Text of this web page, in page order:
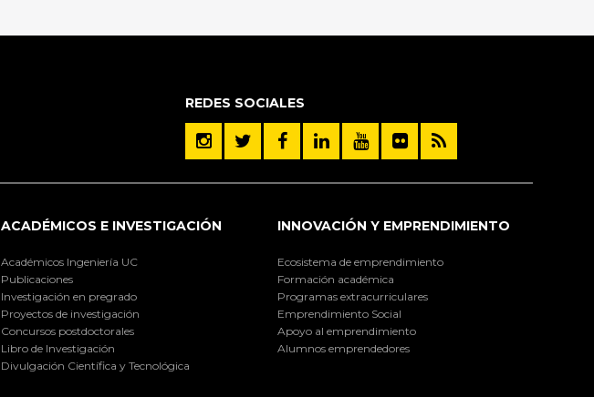
REDES SOCIALES
ACADÉMICOS E INVESTIGACIÓN
Académicos Ingeniería UC
Publicaciones
Investigación en pregrado
Proyectos de investigación
Concursos postdoctorales
Libro de Investigación
Divulgación Científica y Tecnológica
INNOVACIÓN Y EMPRENDIMIENTO
Ecosistema de emprendimiento
Formación académica
Programas extracurriculares
Emprendimiento Social
Apoyo al emprendimiento
Alumnos emprendedores